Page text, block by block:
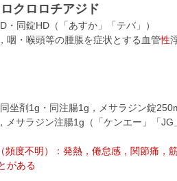
クロロチアジド
同錠HD（「あすか」「テバ」）
咽・喉頭等の腫脹を症状とする血管性
坐剤1g・同注腸1g，メサラジン錠
サラジン注腸1g（「ケンエー」「
（頻度不明）：発熱，倦怠感，関節痛，
がある